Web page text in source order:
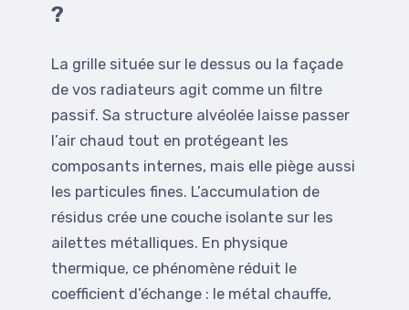
?
La grille située sur le dessus ou la façade
de vos radiateurs agit comme un filtre
passif. Sa structure alvéolée laisse passer
l’air chaud tout en protégeant les
composants internes, mais elle piège aussi
les particules fines. L’accumulation de
résidus crée une couche isolante sur les
ailettes métalliques. En physique
thermique, ce phénomène réduit le
coefficient d’échange : le métal chauffe,